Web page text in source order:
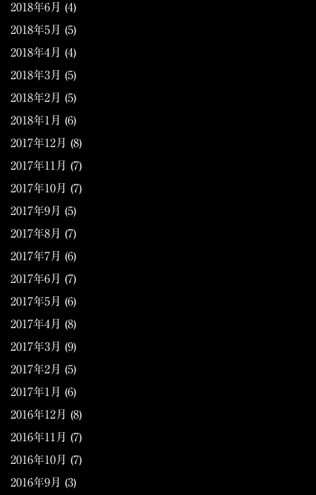
2018年6月 (4)
2018年5月 (5)
2018年4月 (4)
2018年3月 (5)
2018年2月 (5)
2018年1月 (6)
2017年12月 (8)
2017年11月 (7)
2017年10月 (7)
2017年9月 (5)
2017年8月 (7)
2017年7月 (6)
2017年6月 (7)
2017年5月 (6)
2017年4月 (8)
2017年3月 (9)
2017年2月 (5)
2017年1月 (6)
2016年12月 (8)
2016年11月 (7)
2016年10月 (7)
2016年9月 (3)